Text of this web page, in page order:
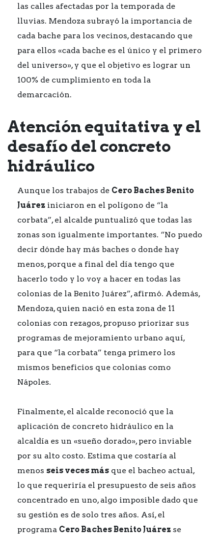
las calles afectadas por la temporada de
lluvias. Mendoza subrayó la importancia de
cada bache para los vecinos, destacando que
para ellos «cada bache es el único y el primero
del universo», y que el objetivo es lograr un
100% de cumplimiento en toda la
demarcación.
Atención equitativa y el
desafío del concreto
hidráulico
Aunque los trabajos de Cero Baches Benito
Juárez iniciaron en el polígono de “la
corbata”, el alcalde puntualizó que todas las
zonas son igualmente importantes. “No puedo
decir dónde hay más baches o donde hay
menos, porque a final del día tengo que
hacerlo todo y lo voy a hacer en todas las
colonias de la Benito Juárez”, afirmó. Además,
Mendoza, quien nació en esta zona de 11
colonias con rezagos, propuso priorizar sus
programas de mejoramiento urbano aquí,
para que “la corbata” tenga primero los
mismos beneficios que colonias como
Nápoles.
Finalmente, el alcalde reconoció que la
aplicación de concreto hidráulico en la
alcaldía es un «sueño dorado», pero inviable
por su alto costo. Estima que costaría al
menos seis veces más que el bacheo actual,
lo que requeriría el presupuesto de seis años
concentrado en uno, algo imposible dado que
su gestión es de solo tres años. Así, el
programa Cero Baches Benito Juárez se